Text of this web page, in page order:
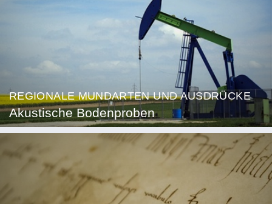
REGIONALE MUNDARTEN UND AUSDRÜCKE
Akustische Bodenproben